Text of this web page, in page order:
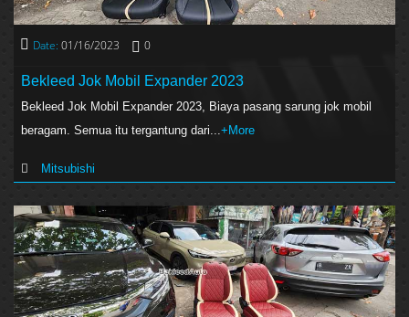
Date: 01/16/2023 0
Bekleed Jok Mobil Expander 2023
Bekleed Jok Mobil Expander 2023, Biaya pasang sarung jok mobil
beragam. Semua itu tergantung dari...+More
Mitsubishi